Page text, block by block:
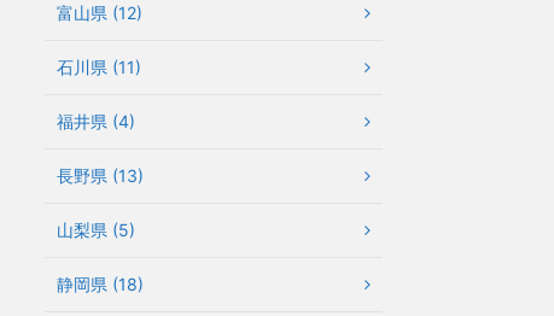
富山県 (12)
石川県 (11)
福井県 (4)
長野県 (13)
山梨県 (5)
静岡県 (18)